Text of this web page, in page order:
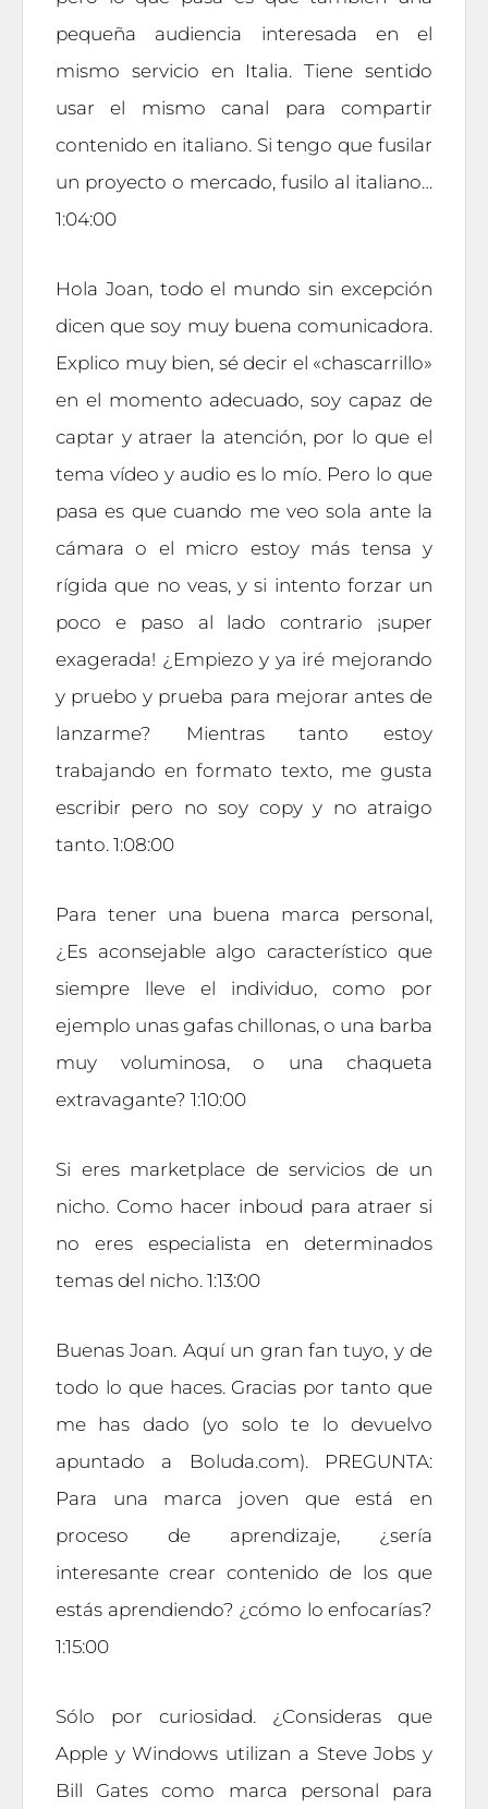
pequeña audiencia interesada en el
mismo servicio en Italia. Tiene sentido
usar el mismo canal para compartir
contenido en italiano. Si tengo que fusilar
un proyecto o mercado, fusilo al italiano…
1:04:00
Hola Joan, todo el mundo sin excepción
dicen que soy muy buena comunicadora.
Explico muy bien, sé decir el «chascarrillo»
en el momento adecuado, soy capaz de
captar y atraer la atención, por lo que el
tema vídeo y audio es lo mío. Pero lo que
pasa es que cuando me veo sola ante la
cámara o el micro estoy más tensa y
rígida que no veas, y si intento forzar un
poco e paso al lado contrario ¡super
exagerada! ¿Empiezo y ya iré mejorando
y pruebo y prueba para mejorar antes de
lanzarme? Mientras tanto estoy
trabajando en formato texto, me gusta
escribir pero no soy copy y no atraigo
tanto. 1:08:00
Para tener una buena marca personal,
¿Es aconsejable algo característico que
siempre lleve el individuo, como por
ejemplo unas gafas chillonas, o una barba
muy voluminosa, o una chaqueta
extravagante? 1:10:00
Si eres marketplace de servicios de un
nicho. Como hacer inboud para atraer si
no eres especialista en determinados
temas del nicho. 1:13:00
Buenas Joan. Aquí un gran fan tuyo, y de
todo lo que haces. Gracias por tanto que
me has dado (yo solo te lo devuelvo
apuntado a Boluda.com). PREGUNTA:
Para una marca joven que está en
proceso de aprendizaje, ¿sería
interesante crear contenido de los que
estás aprendiendo? ¿cómo lo enfocarías?
1:15:00
Sólo por curiosidad. ¿Consideras que
Apple y Windows utilizan a Steve Jobs y
Bill Gates como marca personal para